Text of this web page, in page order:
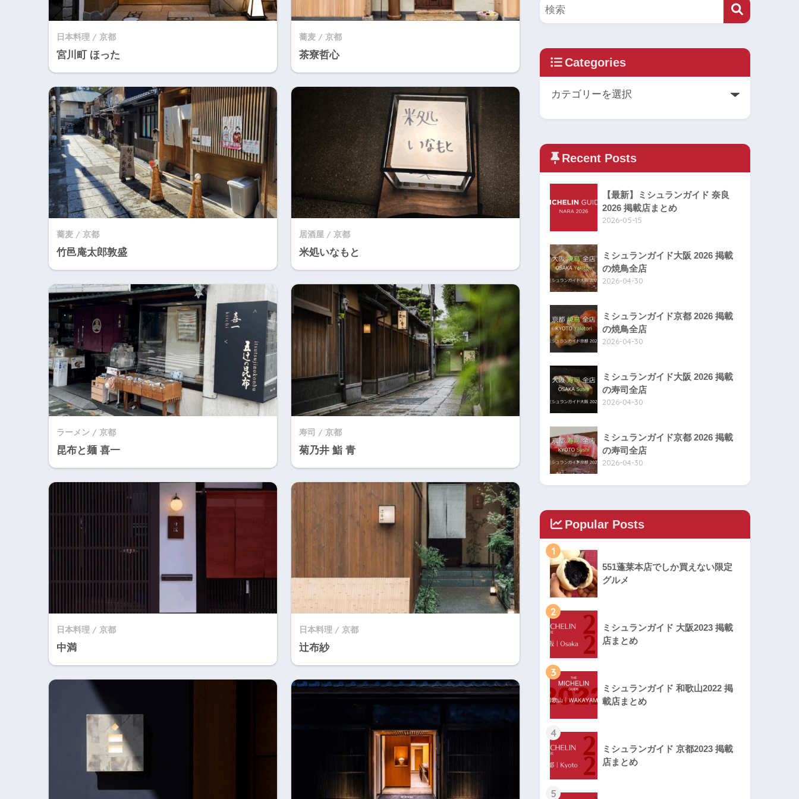
日本料理 / 京都
宮川町 ほった
蕎麦 / 京都
茶寮哲心
蕎麦 / 京都
竹邑庵太郎敦盛
居酒屋 / 京都
米処いなもと
ラーメン / 京都
昆布と麺 喜一
寿司 / 京都
菊乃井 鮨 青
日本料理 / 京都
中満
日本料理 / 京都
辻布紗
Categories
Recent Posts
【最新】ミシュランガイド 奈良
2026 掲載店まとめ
2026-05-15
ミシュランガイド大阪 2026 掲載
の焼鳥全店
2026-04-30
ミシュランガイド京都 2026 掲載
の焼鳥全店
2026-04-30
ミシュランガイド大阪 2026 掲載
の寿司全店
2026-04-30
ミシュランガイド京都 2026 掲載
の寿司全店
2026-04-30
Popular Posts
1
551蓬莱本店でしか買えない限定
グルメ
2
ミシュランガイド 大阪2023 掲載
店まとめ
3
ミシュランガイド 和歌山2022 掲
載店まとめ
4
ミシュランガイド 京都2023 掲載
店まとめ
5